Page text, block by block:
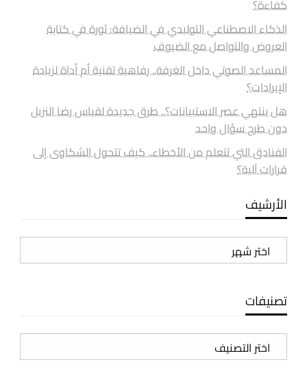
كفاءة؟
الذكاء الاصطناعي التوليدي في الضيافة: ثورة في كتابة
العروض والتواصل مع الضيوف
المساعد الصوتي داخل الغرفة.. رفاهية تقنية أم أداة لزيادة
الإيرادات؟
هل ينتهي عصر الاستبيانات؟.. طرق جديدة لقياس رضا النزيل
دون طرح سؤال واحد
الفنادق التي تتعلم من الأخطاء.. كيف تتحول الشكاوى إلى
قرارات آلية؟
الأرشيف
الأرشيف
تصنيفات
تصنيفات